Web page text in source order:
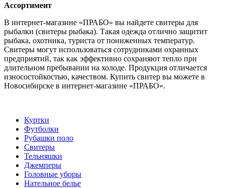
Ассортимент
В интернет-магазине «ПРАБО» вы найдете свитеры для
рыбалки (свитеры рыбака). Такая одежда отлично защитит
рыбака, охотника, туриста от пониженных температур.
Свитеры могут использоваться сотрудниками охранных
предприятий, так как эффективно сохраняют тепло при
длительном пребывании на холоде. Продукция отличается
износостойкостью, качеством. Купить свитер вы можете в
Новосибирске в интернет-магазине «ПРАБО».
Куртки
Футболки
Рубашки поло
Свитеры
Тельняшки
Джемперы
Головные уборы
Нательное белье